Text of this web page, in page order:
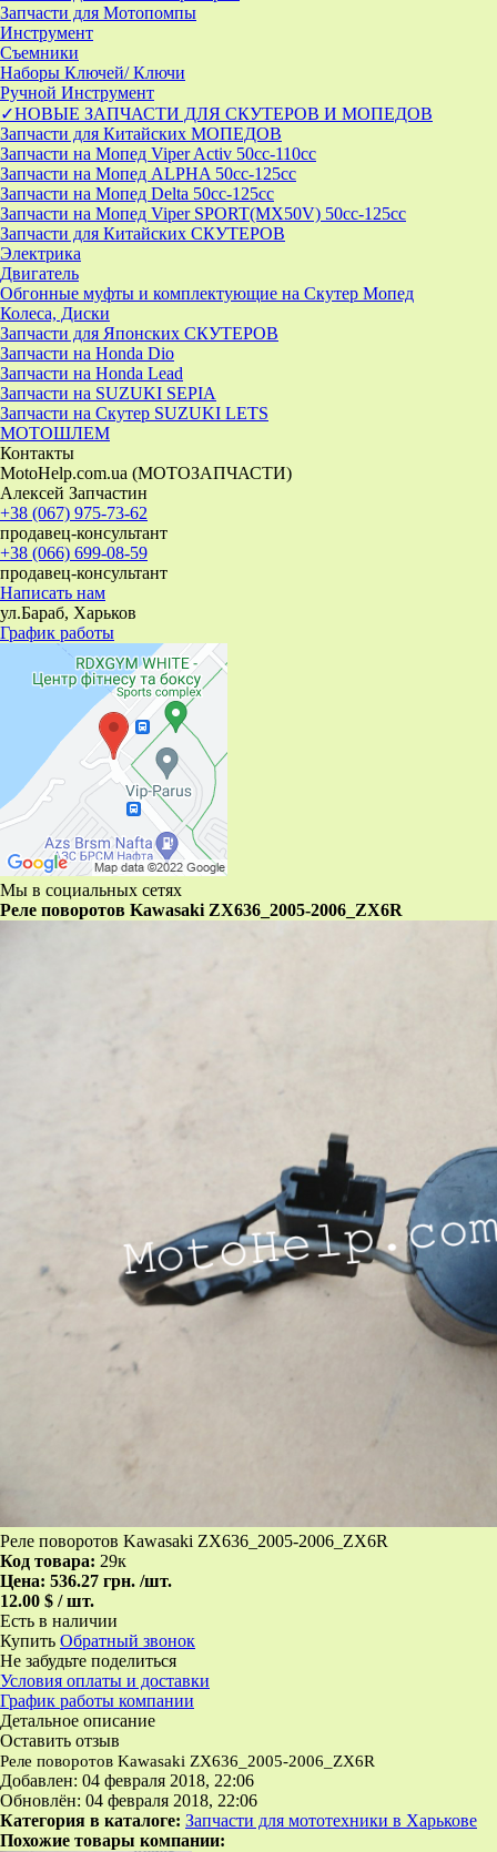
Запчасти для Мотопомпы
Инструмент
Съемники
Наборы Ключей/ Ключи
Ручной Инструмент
✓НОВЫЕ ЗАПЧАСТИ ДЛЯ СКУТЕРОВ И МОПЕДОВ
Запчасти для Китайских МОПЕДОВ
Запчасти на Мопед Viper Activ 50cc-110cc
Запчасти на Мопед ALPHA 50cc-125cc
Запчасти на Мопед Delta 50cc-125cc
Запчасти на Мопед Viper SPORT(MX50V) 50cc-125cc
Запчасти для Китайских СКУТЕРОВ
Электрика
Двигатель
Обгонные муфты и комплектующие на Скутер Мопед
Колеса, Диски
Запчасти для Японских СКУТЕРОВ
Запчасти на Honda Dio
Запчасти на Honda Lead
Запчасти на SUZUKI SEPIA
Запчасти на Скутер SUZUKI LETS
МОТОШЛЕМ
Контакты
MotoHelp.com.ua (МОТОЗАПЧАСТИ)
Алексей Запчастин
+38 (067) 975-73-62
продавец-консультант
+38 (066) 699-08-59
продавец-консультант
Написать нам
ул.Бараб, Харьков
График работы
Мы в социальных сетях
Реле поворотов Kawasaki ZX636_2005-2006_ZX6R
Реле поворотов Kawasaki ZX636_2005-2006_ZX6R
Код товара: 29к
Цена: 536.27 грн. /шт.
12.00 $ / шт.
Есть в наличии
Купить Обратный звонок
Не забудьте поделиться
Условия оплаты и доставки
График работы компании
Детальное описание
Оставить отзыв
Реле поворотов Kawasaki ZX636_2005-2006_ZX6R
Добавлен: 04 февраля 2018, 22:06
Обновлён: 04 февраля 2018, 22:06
Категория в каталоге: Запчасти для мототехники в Харькове
Похожие товары компании: